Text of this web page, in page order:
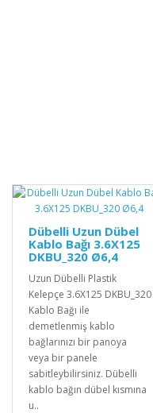
Dübelli Uzun Dübel
Kablo Bağı 3.6X125
DKBU_320 Ø6,4
Uzun Dübelli Plastik
Kelepçe 3.6X125
Kablo Bağı ile
demetlenmiş kablo
bağlarınızı bir panoya
veya bir panele
sabitleybilirsiniz. Dübelli
kablo bağın dübel kısmına
u..